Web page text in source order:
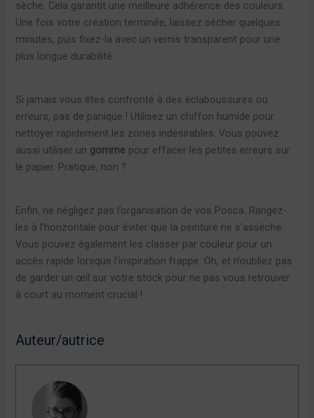
sèche. Cela garantit une meilleure adhérence des couleurs.
Une fois votre création terminée, laissez sécher quelques
minutes, puis fixez-la avec un vernis transparent pour une
plus longue durabilité.
Si jamais vous êtes confronté à des éclaboussures ou
erreurs, pas de panique ! Utilisez un chiffon humide pour
nettoyer rapidement les zones indésirables. Vous pouvez
aussi utiliser un gomme pour effacer les petites erreurs sur
le papier. Pratique, non ?
Enfin, ne négligez pas l’organisation de vos Posca. Rangez-
les à l’horizontale pour éviter que la peinture ne s’assèche.
Vous pouvez également les classer par couleur pour un
accès rapide lorsque l’inspiration frappe. Oh, et n’oubliez pas
de garder un œil sur votre stock pour ne pas vous retrouver
à court au moment crucial !
Auteur/autrice